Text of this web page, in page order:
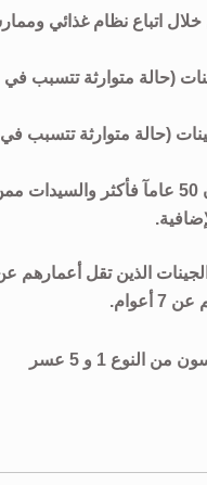
اتباع نظام غذائي
متباين الجينات (حالة متوارثة تتسبب في
متماثل الجينات (حالة متوارثة تتسبب في
يستخدم عقار فروزيتور للحد من خطر الإصابة بنوبات قلبية وسكتات دماغية في الرجال ممن يبلغون 50 عامآ فأكثر
من غير المعروف ما إذا كان عقار فروزيتور أمنآ وفعالآ عند استخدامه في الأشخاص المصابين بداء فريدريكسون من النوع 1 و 5 عسر